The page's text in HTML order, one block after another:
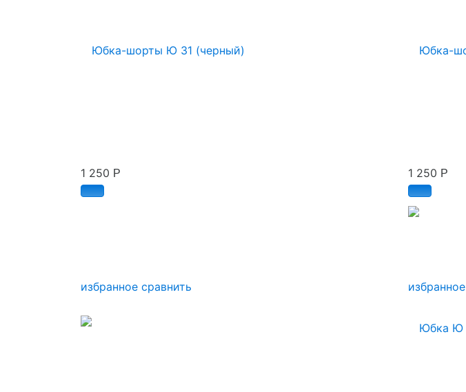
избранное сравнить
1 250 Р
избранное
1 250 Р